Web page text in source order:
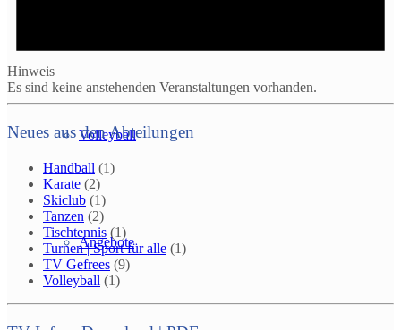
Volleyball
Angebote
Hinweis
Es sind keine anstehenden Veranstaltungen vorhanden.
Neues aus den Abteilungen
Handball (1)
Karate (2)
Skiclub (1)
Tanzen (2)
Tischtennis (1)
Turnen | Sport für alle (1)
TV Gefrees (9)
Volleyball (1)